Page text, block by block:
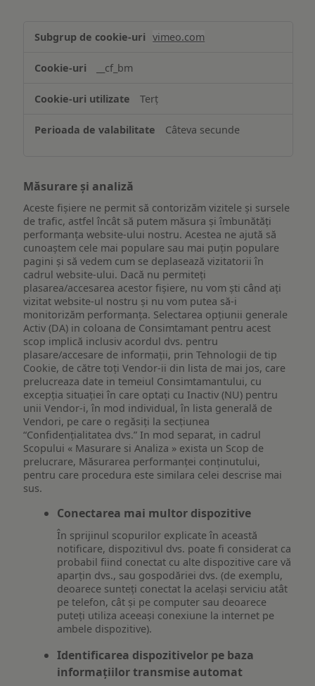
funcționalităților
ului
vimeo.com
__cf_bm
Terț
Câteva secunde
Măsurare și analiză
Aceste fișiere ne permit să contorizăm vizitele și sursele
de trafic, astfel încât să putem măsura și îmbunătăți
performanța website-ului nostru. Acestea ne ajută să
cunoaștem cele mai populare sau mai puțin populare
pagini și să vedem cum se deplasează vizitatorii în
cadrul website-ului. Dacă nu permiteți
plasarea/accesarea acestor fișiere, nu vom ști când ați
vizitat website-ul nostru și nu vom putea să-i
monitorizăm performanța. Selectarea opțiunii generale
Activ (DA) in coloana de Consimtamant pentru acest
scop implică inclusiv acordul dvs. pentru
plasare/accesare de informații, prin Tehnologii de tip
Cookie, de către toți Vendor-ii din lista de mai jos, care
prelucreaza date in temeiul Consimtamantului, cu
excepția situației în care optați cu Inactiv (NU) pentru
unii Vendor-i, în mod individual, în lista generală de
Vendori, pe care o regăsiți la secțiunea
“Confidențialitatea dvs.” In mod separat, in cadrul
Scopului « Masurare si Analiza » exista un Scop de
prelucrare, Măsurarea performanței conținutului,
pentru care procedura este similara celei descrise mai
sus.
Conectarea mai multor dispozitive
În sprijinul scopurilor explicate în această
notificare, dispozitivul dvs. poate fi considerat ca
probabil fiind conectat cu alte dispozitive care vă
aparțin dvs., sau gospodăriei dvs. (de exemplu,
deoarece sunteți conectat la același serviciu atât
pe telefon, cât și pe computer sau deoarece
puteți utiliza aceeași conexiune la internet pe
ambele dispozitive).
Identificarea dispozitivelor pe baza
informațiilor transmise automat